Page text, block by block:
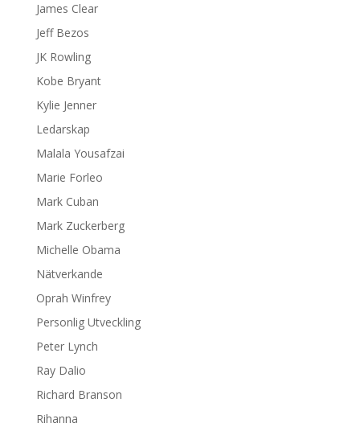
James Clear
Jeff Bezos
JK Rowling
Kobe Bryant
Kylie Jenner
Ledarskap
Malala Yousafzai
Marie Forleo
Mark Cuban
Mark Zuckerberg
Michelle Obama
Nätverkande
Oprah Winfrey
Personlig Utveckling
Peter Lynch
Ray Dalio
Richard Branson
Rihanna